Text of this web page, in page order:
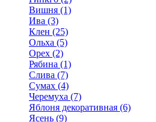
Вишня (1)
Ива (3)
Клен (25)
Ольха (5)
Орех (2)
Рябина (1)
Слива (7)
Сумах (4)
Черемуха (7)
Яблоня декоративная (6)
Ясень (9)